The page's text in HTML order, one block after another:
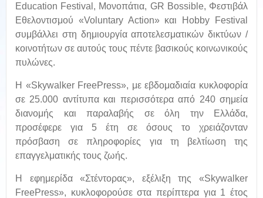
Εducation Festival, Μονοπάτια, GR Bossible, Φεστιβάλ
Εθελοντισμού «Voluntary Action» και Hobby Festival
συμβάλλει στη δημιουργία αποτελεσματικών δικτύων /
κοινοτήτων σε αυτούς τους πέντε βασικούς κοινωνικούς
πυλώνες.
H «Skywalker FreePress», με εβδομαδιαία κυκλοφορία
σε 25.000 αντίτυπα και περισσότερα από 240 σημεία
διανομής και παραλαβής σε όλη την Ελλάδα,
προσέφερε για 5 έτη σε όσους το χρειάζονταν
πρόσβαση σε πληροφορίες για τη βελτίωση της
επαγγελματικής τους ζωής.
Η εφημερίδα «Στέντορας», εξέλιξη της «Skywalker
FreePress», κυκλοφορούσε στα περίπτερα για 1 έτος